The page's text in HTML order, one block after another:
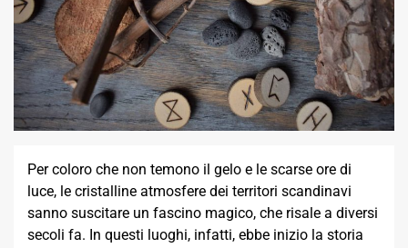
Per coloro che non temono il gelo e le scarse ore di
luce, le cristalline atmosfere dei territori scandinavi
sanno suscitare un fascino magico, che risale a diversi
secoli fa. In questi luoghi, infatti, ebbe inizio la storia